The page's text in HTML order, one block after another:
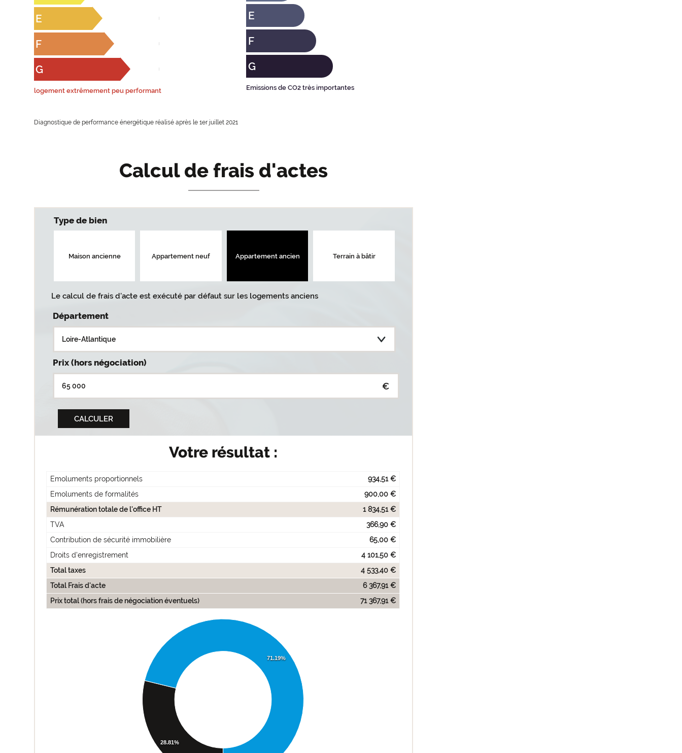
E
F
G
logement extrêmement peu performant
E
F
G
Emissions de CO2 très importantes
Diagnostique de performance énergétique réalisé après le 1er juillet 2021
Calcul de frais d'actes
Type de bien
Maison ancienne Appartement neuf Appartement ancien Terrain à bâtir
Le calcul de frais d’acte est exécuté par défaut sur les logements anciens
Département
Prix (hors négociation)
€
Votre résultat :
Emoluments proportionnels
934,51 €
Emoluments de formalités
900,00 €
Rémunération totale de l'office HT
1 834,51 €
TVA
366,90 €
Contribution de sécurité immobilière
65,00 €
Droits d'enregistrement
4 101,50 €
Total taxes
4 533,40 €
Total Frais d'acte
6 367,91 €
Prix total (hors frais de négociation éventuels)
71 367,91 €
28.81%
71.19%